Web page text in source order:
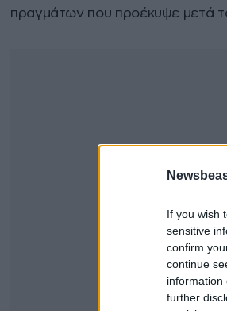
If you wish
sensitive
confirm
continue
information
further
πραγμάτων που προέκυψε μετά